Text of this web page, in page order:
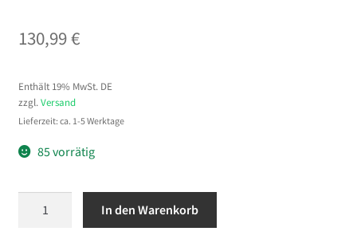
130,99€
Enthält 19% MwSt. DE
zzgl. Versand
Lieferzeit: ca. 1-5 Werktage
85 vorrätig
In den Warenkorb